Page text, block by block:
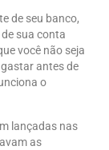
de seu banco,
sua conta
você não seja
antes de
o
lançadas nas
as